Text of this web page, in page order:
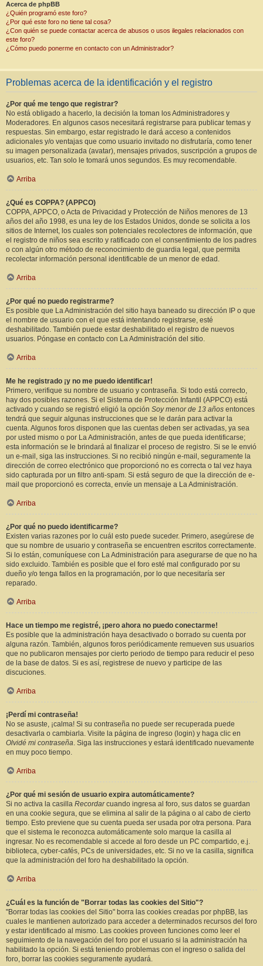
Acerca de phpBB
¿Quién programó este foro?
¿Por qué este foro no tiene tal cosa?
¿Con quién se puede contactar acerca de abusos o usos ilegales relacionados con
este foro?
¿Cómo puedo ponerme en contacto con un Administrador?
Problemas acerca de la identificación y el registro
¿Por qué me tengo que registrar?
No está obligado a hacerlo, la decisión la toman los Administradores y
Moderadores. En algunos casos necesitará registrarse para publicar temas y
respuestas. Sin embargo, estar registrado le dará acceso a contenidos
adicionales y/o ventajas que como usuario invitado no disfrutaría, como tener
su imagen personalizada (avatar), mensajes privados, suscripción a grupos de
usuarios, etc. Tan solo le tomará unos segundos. Es muy recomendable.
Arriba
¿Qué es COPPA? (APPCO)
COPPA, APPCO, o Acta de Privacidad y Protección de Niños menores de 13
años del año 1998, es una ley de los Estados Unidos, donde se solicita a los
sitios de Internet, los cuales son potenciales recolectores de información, que
el registro de niños sea escrito y ratificado con el consentimiento de los padres
o con algún otro método de reconocimiento de guardia legal, que permita
recolectar información personal identificable de un menor de edad.
Arriba
¿Por qué no puedo registrarme?
Es posible que La Administración del sitio haya baneado su dirección IP o que
el nombre de usuario con el que está intentando registrarse, esté
deshabilitado. También puede estar deshabilitado el registro de nuevos
usuarios. Póngase en contacto con La Administración del sitio.
Arriba
Me he registrado ¡y no me puedo identificar!
Primero, verifique su nombre de usuario y contraseña. Si todo está correcto,
hay dos posibles razones. Si el Sistema de Protección Infantil (APPCO) está
activado y cuando se registró eligió la opción Soy menor de 13 años entonces
tendrá que seguir algunas instrucciones que se le darán para activar la
cuenta. Algunos foros disponen que las cuentas deben ser activadas, ya sea
por usted mismo o por La Administración, antes de que pueda identificarse;
esta información se le brindará al finalizar el proceso de registro. Si se le envió
un e-mail, siga las instrucciones. Si no recibió ningún e-mail, seguramente la
dirección de correo electrónico que proporcionó no es correcta o tal vez haya
sido capturada por un filtro anti-spam. Si está seguro de que la dirección de e-
mail que proporcionó es correcta, envíe un mensaje a La Administración.
Arriba
¿Por qué no puedo identificarme?
Existen varias razones por lo cuál esto puede suceder. Primero, asegúrese de
que su nombre de usuario y contraseña se encuentren escritos correctamente.
Si lo están, comuníquese con La Administración para asegurarse de que no ha
sido excluido. También es posible que el foro esté mal configurado por su
dueño y/o tenga fallos en la programación, por lo que necesitaría ser
reparado.
Arriba
Hace un tiempo me registré, ¡pero ahora no puedo conectarme!
Es posible que la administración haya desactivado o borrado su cuenta por
alguna razón. También, algunos foros periódicamente remueven sus usuarios
que no publicaron mensajes por cierto periodo de tiempo para reducir el peso
de la base de datos. Si es así, registrese de nuevo y participe de las
discuciones.
Arriba
¡Perdí mi contraseña!
No se asuste, ¡calma! Si su contraseña no puede ser recuperada puede
desactivarla o cambiarla. Visite la página de ingreso (login) y haga clic en
Olvidé mi contraseña. Siga las instrucciones y estará identificado nuevamente
en muy poco tiempo.
Arriba
¿Por qué mi sesión de usuario expira automáticamente?
Si no activa la casilla Recordarcuando ingresa al foro, sus datos se guardan
en una cookie segura, que se elimina al salir de la página o al cabo de cierto
tiempo. Esto previene que su cuenta pueda ser usada por otra persona. Para
que el sistema le reconozca automáticamente solo marque la casilla al
ingresar. No es recomendable si accede al foro desde un PC compartido, e.j.
biblioteca, cyber-cafés, PCs de universidades, etc. Si no ve la casilla, significa
que la administración del foro ha deshabilitado la opción.
Arriba
¿Cuál es la función de "Borrar todas las cookies del Sitio"?
"Borrar todas las cookies del Sitio" borra las cookies creadas por phpBB, las
cuales le mantienen autorizado para acceder a determinados recursos del foro
y estar identificado al mismo. Las cookies proveen funciones como leer el
seguimiento de la navegación del foro por el usuario si la administración ha
habilitado la opción. Si está teniendo problemas con el ingreso o salida del
foro, borrar las cookies seguramente ayudará.